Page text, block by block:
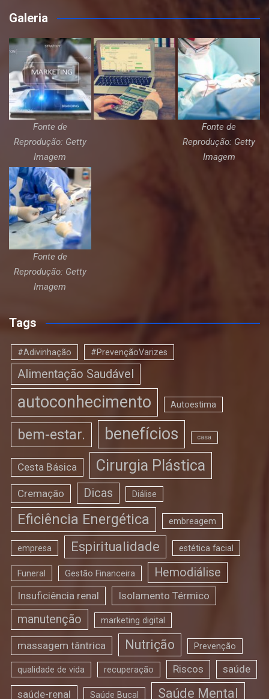
Galeria
Fonte de
Reprodução: Getty
Imagem
Fonte de
Reprodução: Getty
Imagem
Fonte de
Reprodução: Getty
Imagem
Tags
#Adivinhação #PrevençãoVarizes
Alimentação Saudável
autoconhecimento Autoestima
bem-estar. benefícios casa
Cesta Básica Cirurgia Plástica
Cremação Dicas Diálise
Eficiência Energética embreagem
empresa Espiritualidade estética facial
Funeral Gestão Financeira Hemodiálise
Insuficiência renal Isolamento Térmico
manutenção marketing digital
massagem tântrica Nutrição Prevenção
qualidade de vida recuperação Riscos saúde
saúde-renal Saúde Bucal Saúde Mental